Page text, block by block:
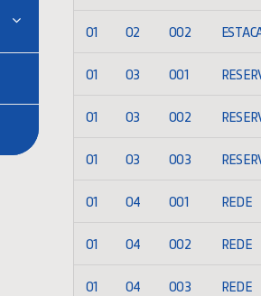
01 02 002
01 03 001
01 03 002
01 03 003
01 04 001 REDE
01 04 002 REDE
01 04 003 REDE